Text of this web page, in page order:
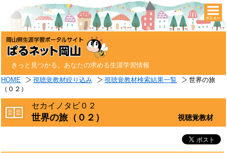
きっと見つかる。あなたの求める生涯学習情報
HOME 視聴覚教材絞り込み 視聴覚教材検索結果一覧
世界の旅
（０２）
セカイノタビ０２
世界の旅（０２） 視聴覚教材